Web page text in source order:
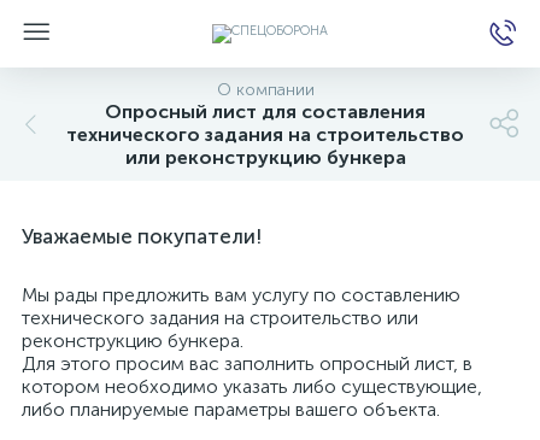
О компании
Опросный лист для составления
технического задания на строительство
или реконструкцию бункера
Уважаемые покупатели!
Мы рады предложить вам услугу по составлению
технического задания на строительство или
реконструкцию бункера.
Для этого просим вас заполнить опросный лист, в
котором необходимо указать либо существующие,
либо планируемые параметры вашего объекта.